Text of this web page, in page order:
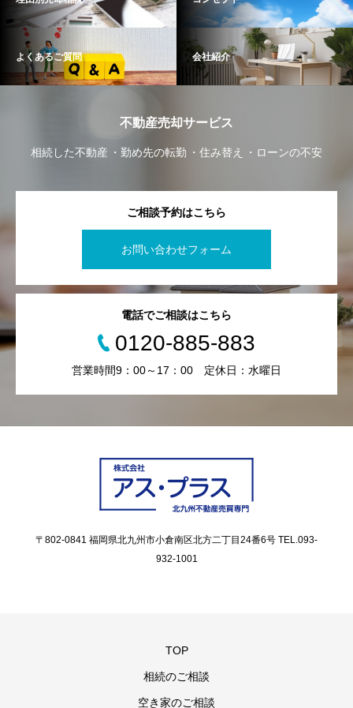
よくあるご質問 会社紹介
不動産売却サービス
相続した不動産 勤め先の転勤 住み替え ローンの不安
ご相談予約はこちら
お問い合わせフォーム
電話でご相談はこちら
0120-885-883
営業時間9：00～17：00 定休日：水曜日
〒802-0841 福岡県北九州市小倉南区北方二丁目24番6号 TEL.093-
932-1001
TOP
相続のご相談
空き家のご相談